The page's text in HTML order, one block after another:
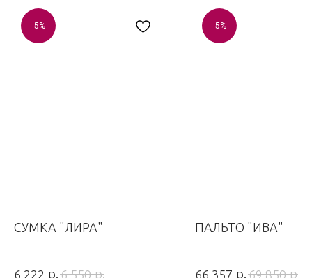
-5%
СУМКА "ЛИРА"
6 222 р. 6 550 р.
-5%
ПАЛЬТО "ИВА"
66 357 р. 69 850 р.